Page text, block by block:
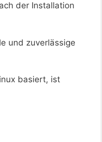
der Installation
und zuverlässige
basiert, ist